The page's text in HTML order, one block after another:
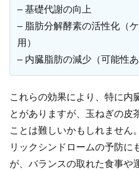
– 基礎代謝の向上
– 脂肪分解酵素の活性化（
用）
– 内臓脂肪の減少（可能性あ
これらの効果により、特に内
とがありますが、玉ねぎの皮
ことは難しいかもしれません
リックシンドロームの予防に
が、バランスの取れた食事や